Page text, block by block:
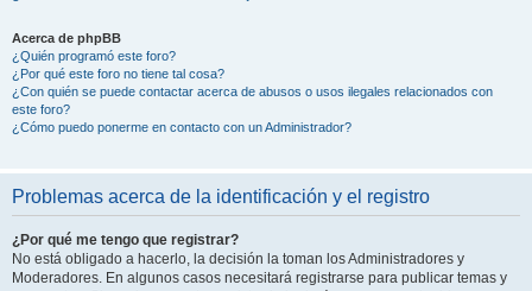
Acerca de phpBB
¿Quién programó este foro?
¿Por qué este foro no tiene tal cosa?
¿Con quién se puede contactar acerca de abusos o usos ilegales relacionados con
este foro?
¿Cómo puedo ponerme en contacto con un Administrador?
Problemas acerca de la identificación y el registro
¿Por qué me tengo que registrar?
No está obligado a hacerlo, la decisión la toman los Administradores y
Moderadores. En algunos casos necesitará registrarse para publicar temas y